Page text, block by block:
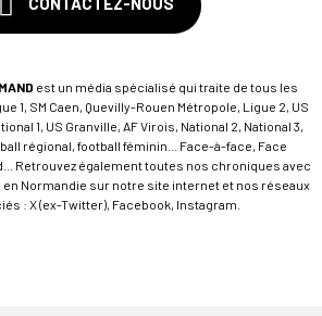
est un média spécialisé qui traite de tous les
1, SM Caen, Quevilly-Rouen Métropole, Ligue 2, US
1, US Granville, AF Virois, National 2, National 3,
régional, football féminin... Face-à-face, Face
Retrouvez également toutes nos chroniques avec
Normandie sur notre site internet et nos réseaux
: X (ex-Twitter), Facebook, Instagram.